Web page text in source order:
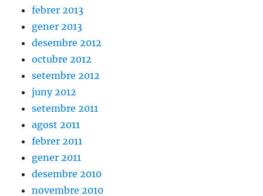
febrer 2013
gener 2013
desembre 2012
octubre 2012
setembre 2012
juny 2012
setembre 2011
agost 2011
febrer 2011
gener 2011
desembre 2010
novembre 2010